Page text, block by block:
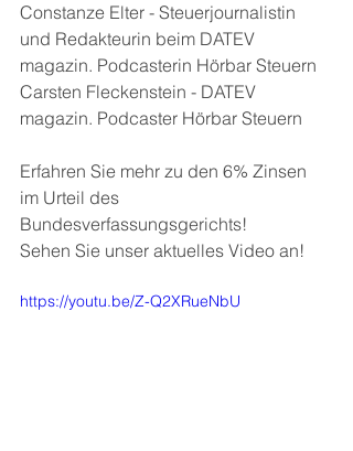
Constanze Elter - Steuerjournalistin
und Redakteurin beim DATEV
magazin. Podcasterin Hörbar Steuern
Carsten Fleckenstein - DATEV
magazin. Podcaster Hörbar Steuern
Erfahren Sie mehr zu den 6% Zinsen
im Urteil des
Bundesverfassungsgerichts!
Sehen Sie unser aktuelles Video an!
https://youtu.be/Z-Q2XRueNbU